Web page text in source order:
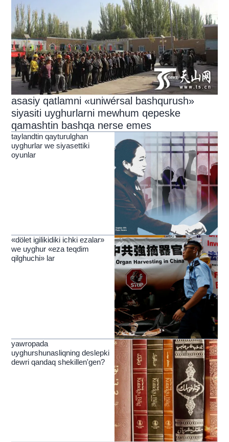
asasiy qatlamni «uniwérsal bashqurush»
siyasiti uyghurlarni mewhum qepeske
qamashtin bashqa nerse emes
taylandtin qayturulghan
uyghurlar we siyasettiki
oyunlar
«dölet igilikidiki ichki ezalar»
we uyghur «eza teqdim
qilghuchi» lar
yawropada
uyghurshunasliqning deslepki
dewri qandaq shekillen'gen?